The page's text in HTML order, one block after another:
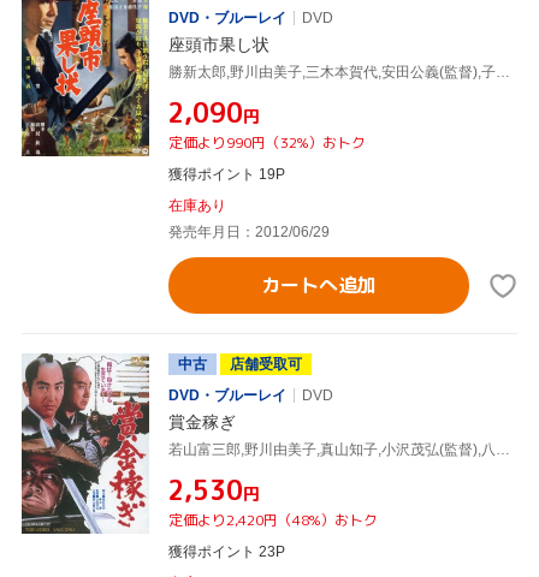
DVD・ブルーレイ
DVD
座頭市果し状
勝新太郎,野川由美子,三木本賀代,安田公義(監督),子母沢寛(原作)
¥2,090円
定価より990円（32%）おトク
獲得ポイント 19P
在庫あり
発売年月日：2012/06/29
カートへ追加
中古
店舗受取可
DVD・ブルーレイ
DVD
賞金稼ぎ
若山富三郎,野川由美子,真山知子,小沢茂弘(監督),八木正生(音楽)
¥2,530円
定価より2,420円（48%）おトク
獲得ポイント 23P